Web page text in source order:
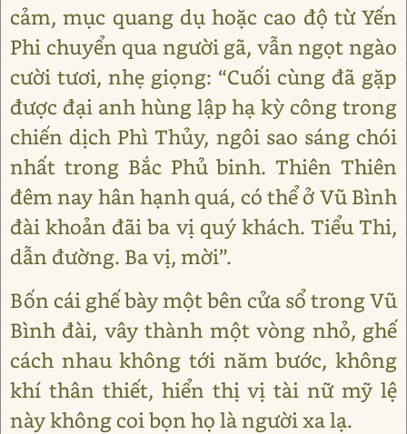
cảm, mục quang dụ hoặc cao độ từ Yến
Phi chuyển qua người gã, vẫn ngọt ngào
cười tươi, nhẹ giọng: “Cuối cùng đã gặp
được đại anh hùng lập hạ kỳ công trong
chiến dịch Phì Thủy, ngôi sao sáng chói
nhất trong Bắc Phủ binh. Thiên Thiên
đêm nay hân hạnh quá, có thể ở Vũ Bình
đài khoản đãi ba vị quý khách. Tiểu Thi,
dẫn đường. Ba vị, mời”.
Bốn cái ghế bày một bên cửa sổ trong Vũ
Bình đài, vây thành một vòng nhỏ, ghế
cách nhau không tới năm bước, không
khí thân thiết, hiển thị vị tài nữ mỹ lệ
này không coi bọn họ là người xa lạ.